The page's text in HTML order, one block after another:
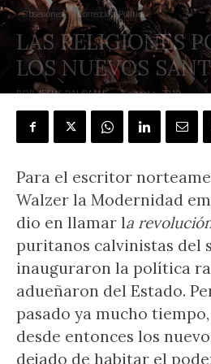
Obsesiones Corrección Política
LAS RELIGIONES
LOS NUEVOS
POR JESÚS PALOMAR - 8 agosto, 2019
Para el escritor
Walzer la Modernidad
dio en llamar la
puritanos calvinistas del
inauguraron la política
adueñaron del Estado.
pasado ya mucho
desde entonces los
dejado de habitar el